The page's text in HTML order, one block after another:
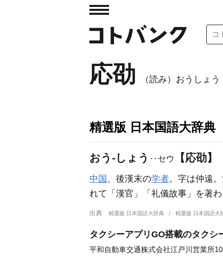
応劭 （読み）おうしょう
精選版 日本国語大辞典
おう‐しょう ‥セウ 【応劭】
中国 、後漢末の学者。字は仲遠
れて「漢官」「礼儀故事」を著
出典 精選版 日本国語大辞典 精選版 日本国語
タクシーアプリGO搭載のタクシ
平和自動車交通株式会社江戸川営業所